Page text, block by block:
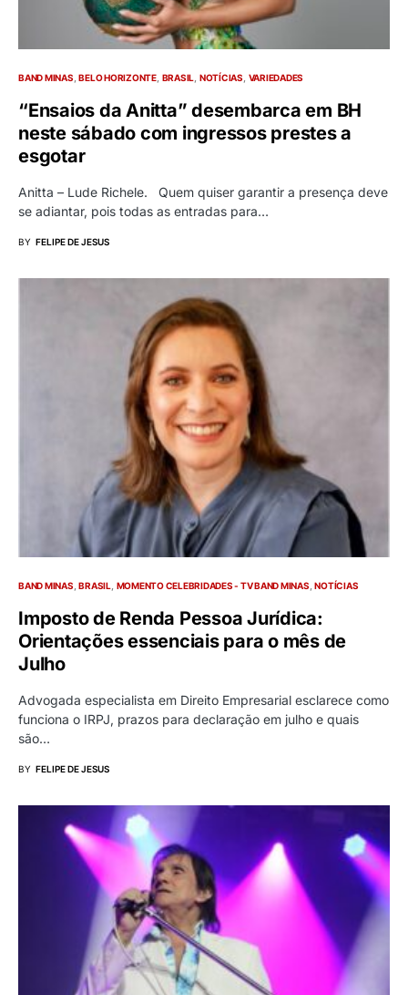
BAND MINAS BELO HORIZONTE BRASIL NOTÍCIAS VARIEDADES
“Ensaios da Anitta” desembarca em BH
neste sábado com ingressos prestes a
esgotar
Anitta – Lude Richele. Quem quiser garantir a presença deve
se adiantar, pois todas as entradas para…
BY FELIPE DE JESUS
BAND MINAS BRASIL MOMENTO CELEBRIDADES - TV BAND MINAS NOTÍCIAS
Imposto de Renda Pessoa Jurídica:
Orientações essenciais para o mês de
Julho
Advogada especialista em Direito Empresarial esclarece como
funciona o IRPJ, prazos para declaração em julho e quais
são…
BY FELIPE DE JESUS